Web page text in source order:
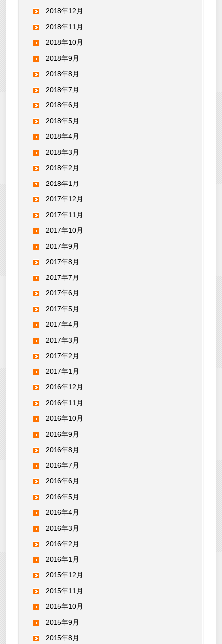
2018年12月
2018年11月
2018年10月
2018年9月
2018年8月
2018年7月
2018年6月
2018年5月
2018年4月
2018年3月
2018年2月
2018年1月
2017年12月
2017年11月
2017年10月
2017年9月
2017年8月
2017年7月
2017年6月
2017年5月
2017年4月
2017年3月
2017年2月
2017年1月
2016年12月
2016年11月
2016年10月
2016年9月
2016年8月
2016年7月
2016年6月
2016年5月
2016年4月
2016年3月
2016年2月
2016年1月
2015年12月
2015年11月
2015年10月
2015年9月
2015年8月